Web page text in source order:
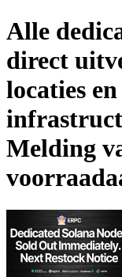
Alle
direct
locaties
Melding